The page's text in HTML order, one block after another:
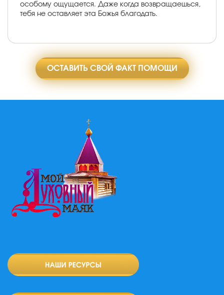
особому ощущается. Даже когда возвращаешься,
тебя не оставляет эта Божья благодать.
ОСТАВИТЬ СВОЙ ФАКТ ПОМОЩИ